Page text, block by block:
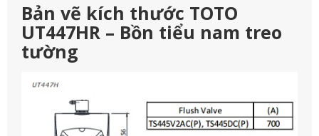
Bản vẽ kích thước TOTO
UT447HR – Bồn tiểu nam treo
tường